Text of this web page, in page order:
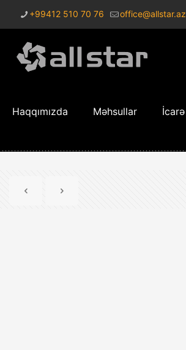
+99412 510 70 76 office@allstar.az
Haqqımızda Məhsullar İcarə